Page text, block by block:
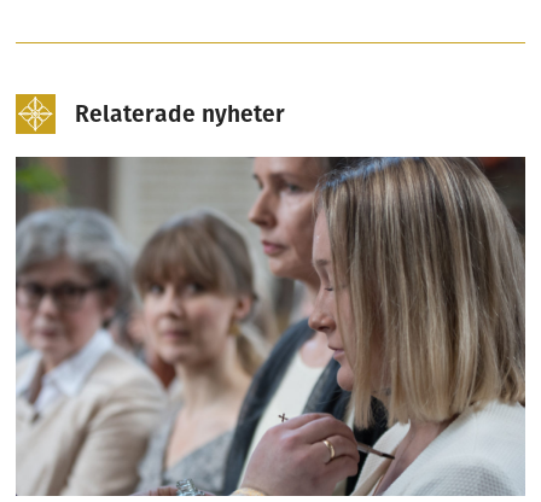
Relaterade nyheter